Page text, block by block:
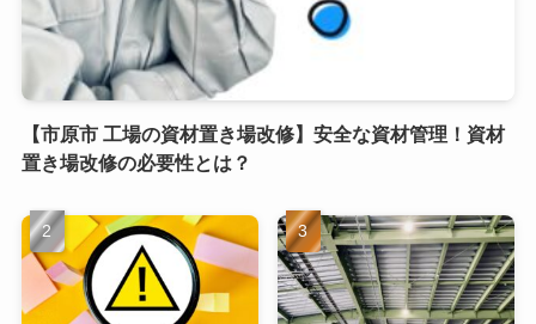
【市原市 工場の資材置き場改修】安全な資材管理！資材
置き場改修の必要性とは？